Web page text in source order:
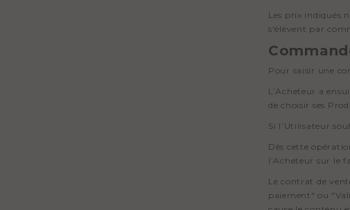
Les prix indiqués
s'élèvent par
Pour saisir une
L’Acheteur a
de choisir ses
Si l’Utilisateur
Dès cette
l’Acheteur sur le
Le contrat de
paiement" ou